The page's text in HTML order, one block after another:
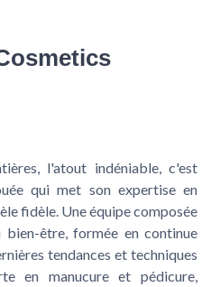
l'atout indéniable, c'est
qui met son expertise en
fidèle. Une équipe composée
être, formée en continue
tendances et techniques
en manucure et pédicure,